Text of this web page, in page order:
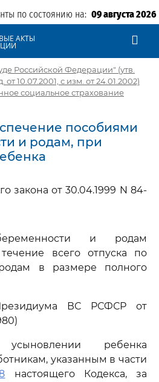
по состоянию на: 09 августа 2026
АКТЫ
Российской Федерации" (утв.
10.07.2001, с изм. от 24.01.2002)
социальное страхование
пособиями
и родам, при
закона от 30.04.1999 N 84-
и родам
всего отпуска по
в размере полного
ВС РСФСР от
ребенка
указанным в части
настоящего Кодекса, за